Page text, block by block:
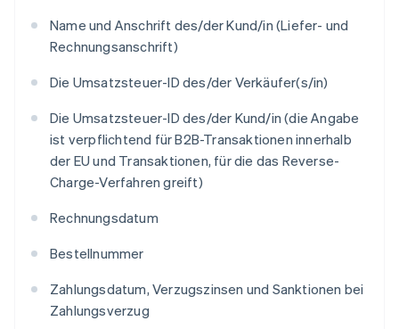
Name und Anschrift des/der Kund/in (Liefer- und
Rechnungsanschrift)
Die Umsatzsteuer-ID des/der Verkäufer(s/in)
Die Umsatzsteuer-ID des/der Kund/in (die Angabe
ist verpflichtend für B2B-Transaktionen innerhalb
der EU und Transaktionen, für die das Reverse-
Charge-Verfahren greift)
Rechnungsdatum
Bestellnummer
Zahlungsdatum, Verzugszinsen und Sanktionen bei
Zahlungsverzug